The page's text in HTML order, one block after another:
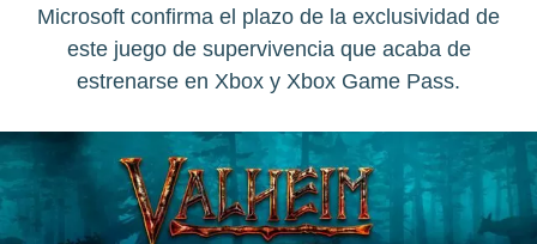
Microsoft confirma el plazo de la exclusividad de
este juego de supervivencia que acaba de
estrenarse en Xbox y Xbox Game Pass.